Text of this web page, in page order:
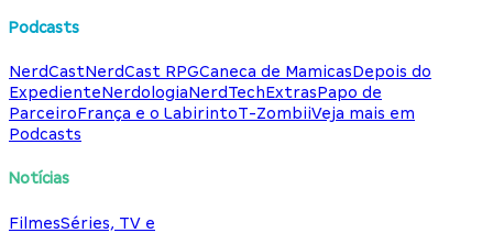
Podcasts
NerdCastNerdCast RPGCaneca de MamicasDepois do
ExpedienteNerdologiaNerdTechExtrasPapo de
ParceiroFrança e o LabirintoT-ZombiiVeja mais em
Podcasts
Notícias
FilmesSéries, TV e